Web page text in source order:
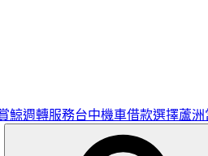
鯨週轉服務台中機車借款選擇蘆洲